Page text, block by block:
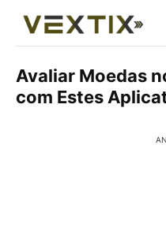
Avaliar Moedas
com Estes